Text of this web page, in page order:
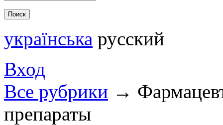
українська русский
Вход
Все рубрики →
препараты